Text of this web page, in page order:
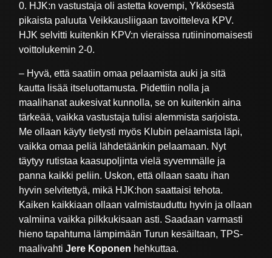
0. HJK:n vastustaja oli astetta kovempi, Ykkösestä
pikaista paluuta Veikkausliigaan tavoitteleva KPV.
HJK selvitti kuitenkin KPV:n vieraissa rutiininomaisesti
voittolukemin 2-0.
– Hyvä, että saatiin omaa pelaamista auki ja sitä
kautta lisää itseluottamusta. Pidettiin nolla ja
maalihanat aukesivat kunnolla, se on kuitenkin aina
tärkeää, vaikka vastustaja tulisi alemmista sarjoista.
Me ollaan käyty tietysti myös Klubin pelaamista läpi,
vaikka omaa peliä lähdetäänkin pelaamaan. Nyt
täytyy rutistaa kaasupoljinta vielä syvemmälle ja
panna kaikki peliin. Uskon, että ollaan saatu ihan
hyvin selvitettyä, mikä HJK:hon saattaisi tehota.
Kaiken kaikkiaan ollaan valmistauduttu hyvin ja ollaan
valmiina vaikka pilkkukisaan asti. Saadaan varmasti
hieno tapahtuma lämpimään Turun kesäiltaan, TPS-
maalivahtiJere Koponen hehkuttaa.